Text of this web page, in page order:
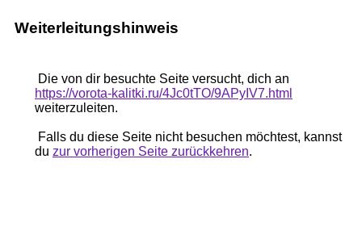
Weiterleitungshinweis
Die von dir besuchte Seite versucht, dich an
https://vorota-kalitki.ru/4Jc0tTO/9APyIV7.html
weiterzuleiten.
Falls du diese Seite nicht besuchen möchtest, kannst
du zur vorherigen Seite zurückkehren.